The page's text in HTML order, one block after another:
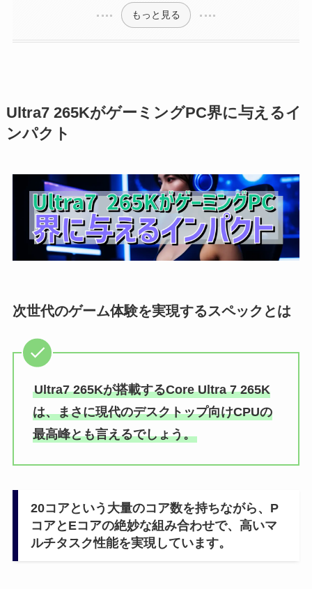
もっと見る
Ultra7 265KがゲーミングPC界に与えるイ
ンパクト
次世代のゲーム体験を実現するスペックとは
Ultra7 265Kが搭載するCore Ultra 7 265K
は、まさに現代のデスクトップ向けCPUの
最高峰とも言えるでしょう。
20コアという大量のコア数を持ちながら、P
コアとEコアの絶妙な組み合わせで、高いマ
ルチタスク性能を実現しています。